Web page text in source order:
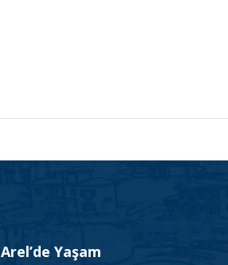
Arel’de Yaşam